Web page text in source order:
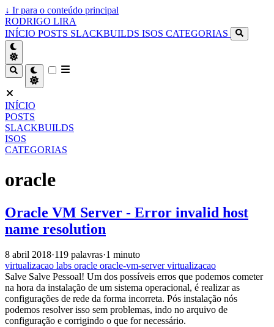
↓ Ir para o conteúdo principal
RODRIGO LIRA
INÍCIO POSTS SLACKBUILDS ISOS CATEGORIAS
INÍCIO
POSTS
SLACKBUILDS
ISOS
CATEGORIAS
oracle
Oracle VM Server - Error invalid host
name resolution
8 abril 2018·119 palavras·1 minuto
virtualizacao labs oracle oracle-vm-servervirtualizacao
Salve Salve Pessoal! Um dos possíveis erros que podemos cometer
na hora da instalação de um sistema operacional, é realizar as
configurações de rede da forma incorreta. Pós instalação nós
podemos resolver isso sem problemas, indo no arquivo de
configuração e corrigindo o que for necessário.